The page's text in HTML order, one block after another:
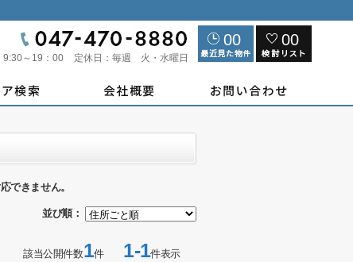
9:30～19：00 定休日： 毎週 火・水曜日
00 00
できません。
並び順：
該当公開件数1件1-1件表示